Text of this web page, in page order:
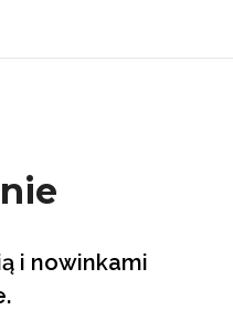
i nowinkami